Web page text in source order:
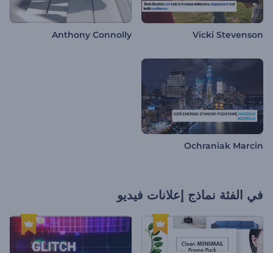
Vicki Stevenson
Anthony Connolly
Ochraniak Marcin
في الفئة نماذج إعلانات فيديو